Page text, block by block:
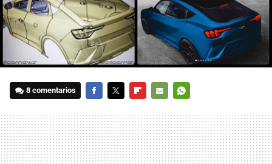
8 comentarios
MAIL